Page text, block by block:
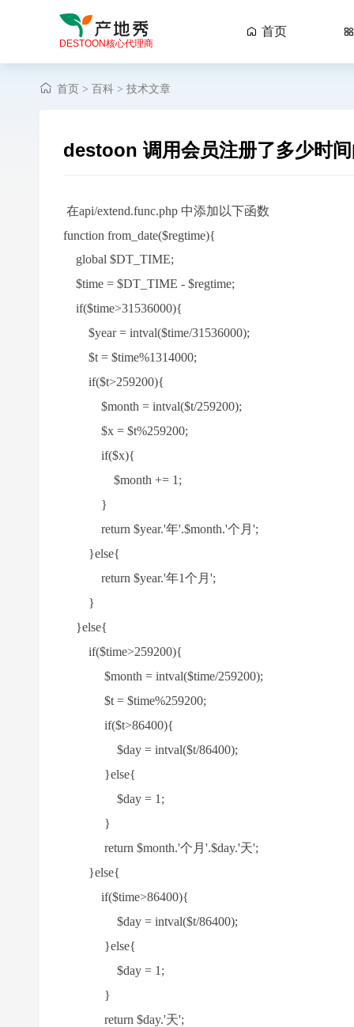
DESTOON核心代理商
 首页 
首页 > 百科 > 技术文章
destoon 调用会员注册了多少时
在api/extend.func.php 中添加以下函数
function from_date($regtime){
global $DT _TIME;
$time = $DT _TIME - $regtime;
if($time>31536000){
$year = intval($time/31536000);
$t = $time%1314000;
if($t>259200){
$month = intval($t/259200);
$x = $t%259200;
if($x){
$month += 1;
}
return $year.'年'.$month.'个月';
}else{
return $year.'年1个月';
}
}else{
if($time>259200){
$month = intval($time/259200);
$t = $time%259200;
if($t>86400){
$day = intval($t/86400);
}else{
$day = 1;
}
return $month.'个月'.$day.'天';
}else{
if($time>86400){
$day = intval($t/86400);
}else{
$day = 1;
}
return $day.'天';